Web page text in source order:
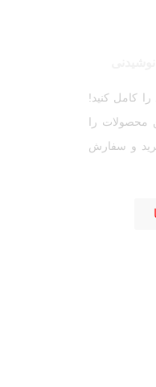
کامل کنید!
محصولات را
و سفارش